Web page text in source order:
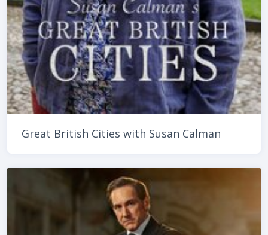
Great British Cities with Susan Calman